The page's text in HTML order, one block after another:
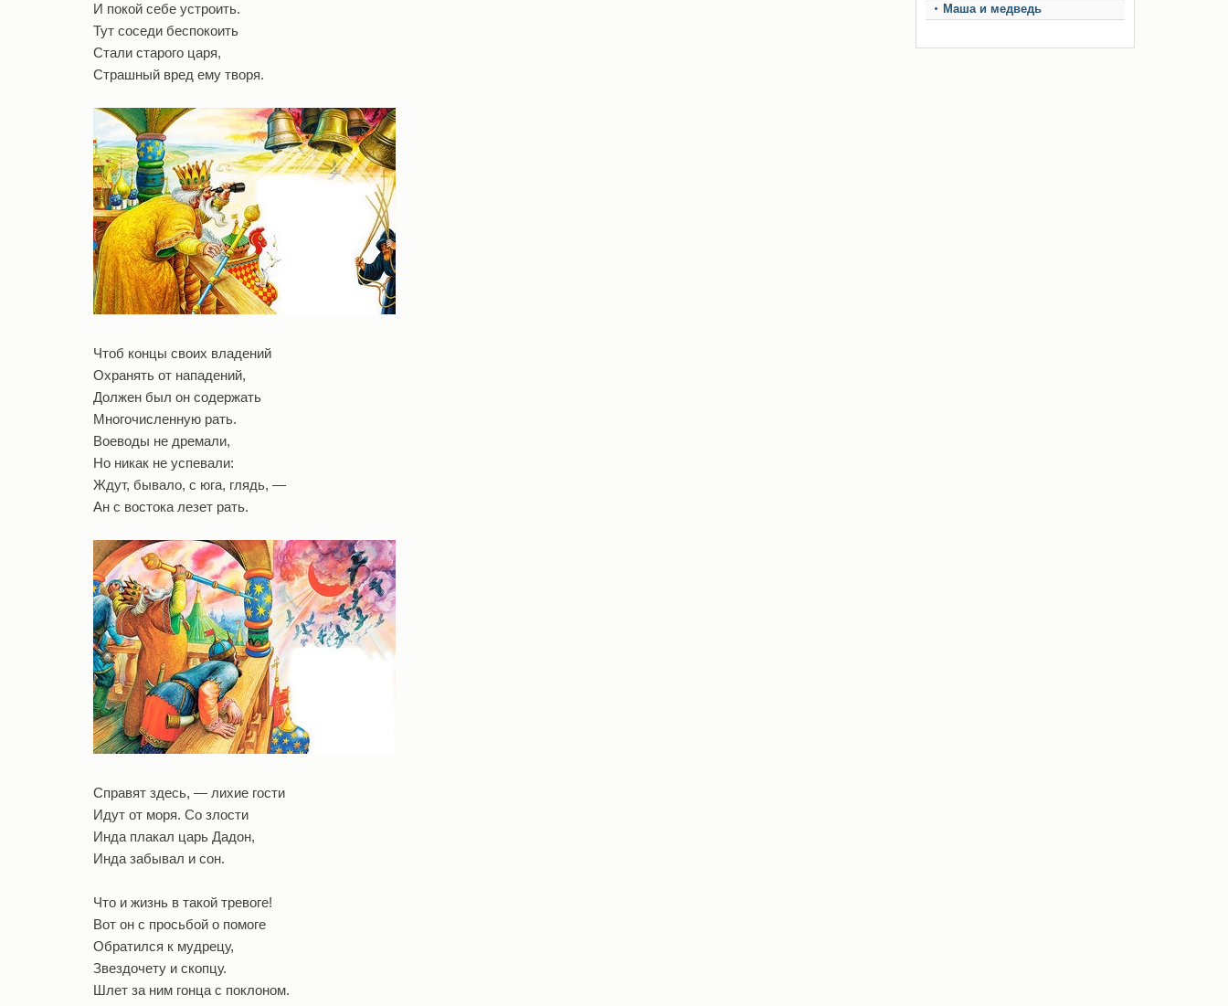
И покой себе устроить.
Тут соседи беспокоить
Стали старого царя,
Страшный вред ему творя.
Чтоб концы своих владений
Охранять от нападений,
Должен был он содержать
Многочисленную рать.
Воеводы не дремали,
Но никак не успевали:
Ждут, бывало, с юга, глядь, —
Ан с востока лезет рать.
Справят здесь, — лихие гости
Идут от моря. Со злости
Инда плакал царь Дадон,
Инда забывал и сон.
Что и жизнь в такой тревоге!
Вот он с просьбой о помоге
Обратился к мудрецу,
Звездочету и скопцу.
Шлет за ним гонца с поклоном.
Маша и медведь